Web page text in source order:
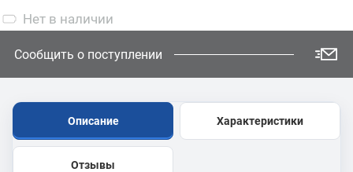
Нет в наличии
Сообщить о поступлении
Описание Характеристики
Отзывы